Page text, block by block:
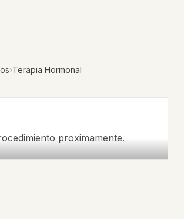
›Terapia Hormonal
proximamente.